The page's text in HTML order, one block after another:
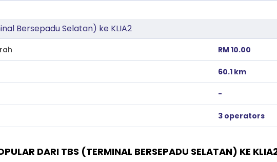
Bersepadu Selatan) ke KLIA2
RM 10.00
60.1 km
-
3 operators
DARI TBS (TERMINAL BERSEPADU SELATAN) KE